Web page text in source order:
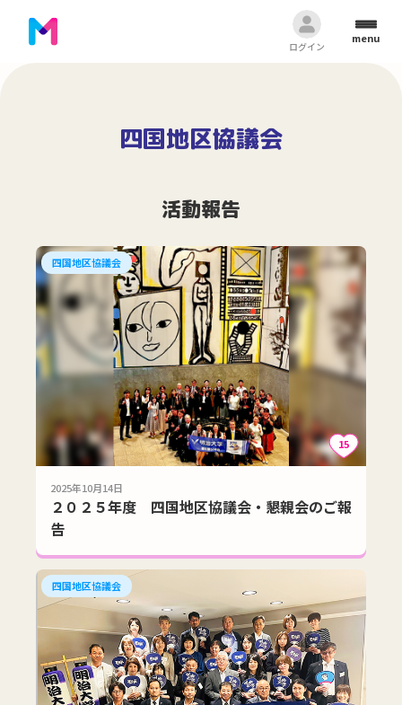
ログイン
menu
四国地区協議会
活動報告
四国地区協議会
15
2025年10月14日
２０２５年度 四国地区協議会・懇親会のご報
告
四国地区協議会